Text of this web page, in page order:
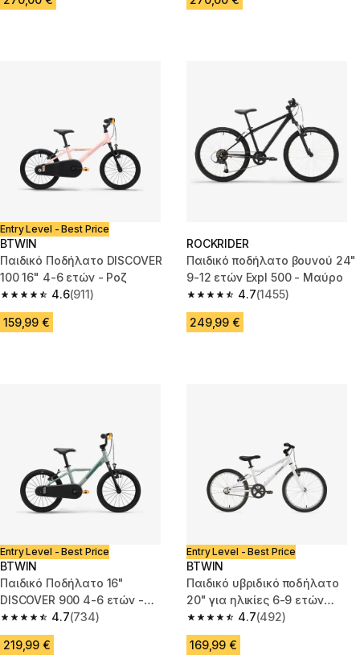
Entry Level - Best Price
BTWIN
Παιδικό Ποδήλατο DISCOVER
100 16" 4-6 ετών - Ροζ
4.6
4.6 out of 5 stars from 911 reviews
(911)
159,99 €
ROCKRIDER
Παιδικό ποδήλατο βουνού 24"
9-12 ετών Expl 500 - Μαύρο
4.7
4.7 out of 5 stars from 1455
(1455)
249,99 €
Entry Level - Best Price
BTWIN
Παιδικό Ποδήλατο 16"
DISCOVER 900 4-6 ετών -
Πράσινο 4.7
4.7 out of 5 stars from 734 reviews
(734)
219,99 €
Entry Level - Best Price
BTWIN
Παιδικό υβριδικό ποδήλατο
20" για ηλικίες 6-9 ετών
Riverside 100
4.7
4.7 out of 5 stars from 492
(492)
169,99 €